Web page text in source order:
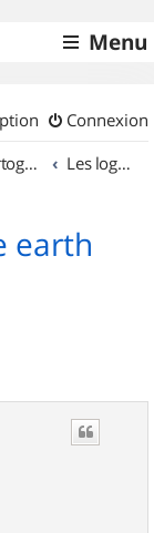
Menu
Connexion
Cartographie et GPS Les logiciels
earth